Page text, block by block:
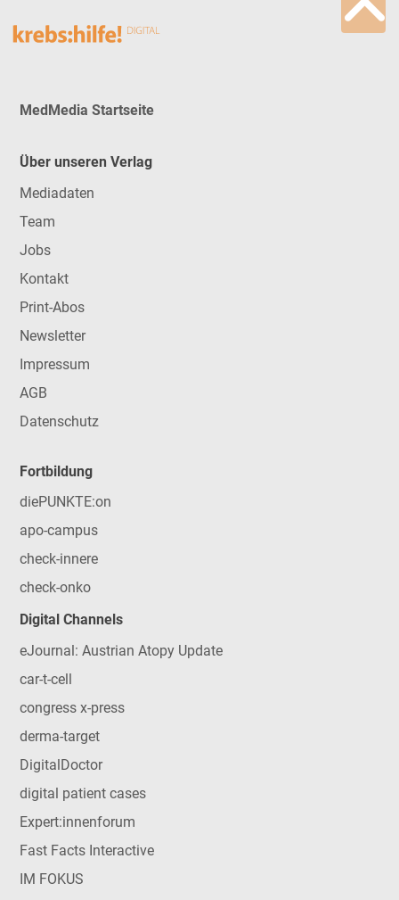
MedMedia Startseite
Über unseren Verlag
Mediadaten
Team
Jobs
Kontakt
Print-Abos
Newsletter
Impressum
AGB
Datenschutz
Fortbildung
diePUNKTE:on
apo-campus
check-innere
check-onko
Digital Channels
eJournal: Austrian Atopy Update
car-t-cell
congress x-press
derma-target
DigitalDoctor
digital patient cases
Expert:innenforum
Fast Facts Interactive
IM FOKUS